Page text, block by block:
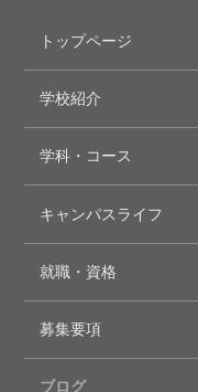
トップページ
学校紹介
学科・コース
キャンパスライフ
就職・資格
募集要項
ブログ